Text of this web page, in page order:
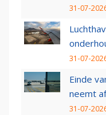
31-07-
31-07-
Einde
neemt
31-07-